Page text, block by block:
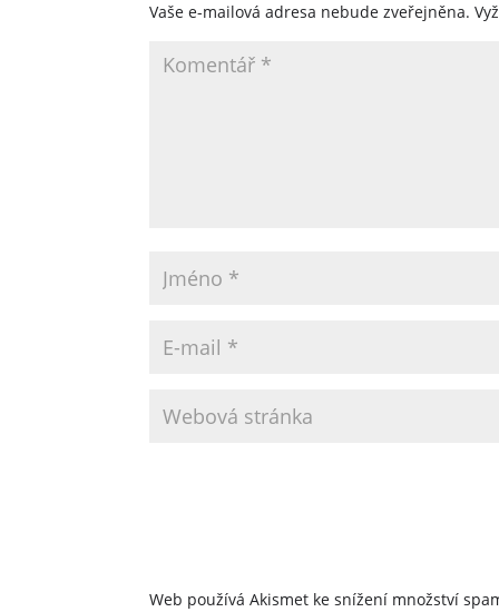
Vaše e-mailová adresa nebude zveřejněna.
Web používá Akismet ke snížení množství